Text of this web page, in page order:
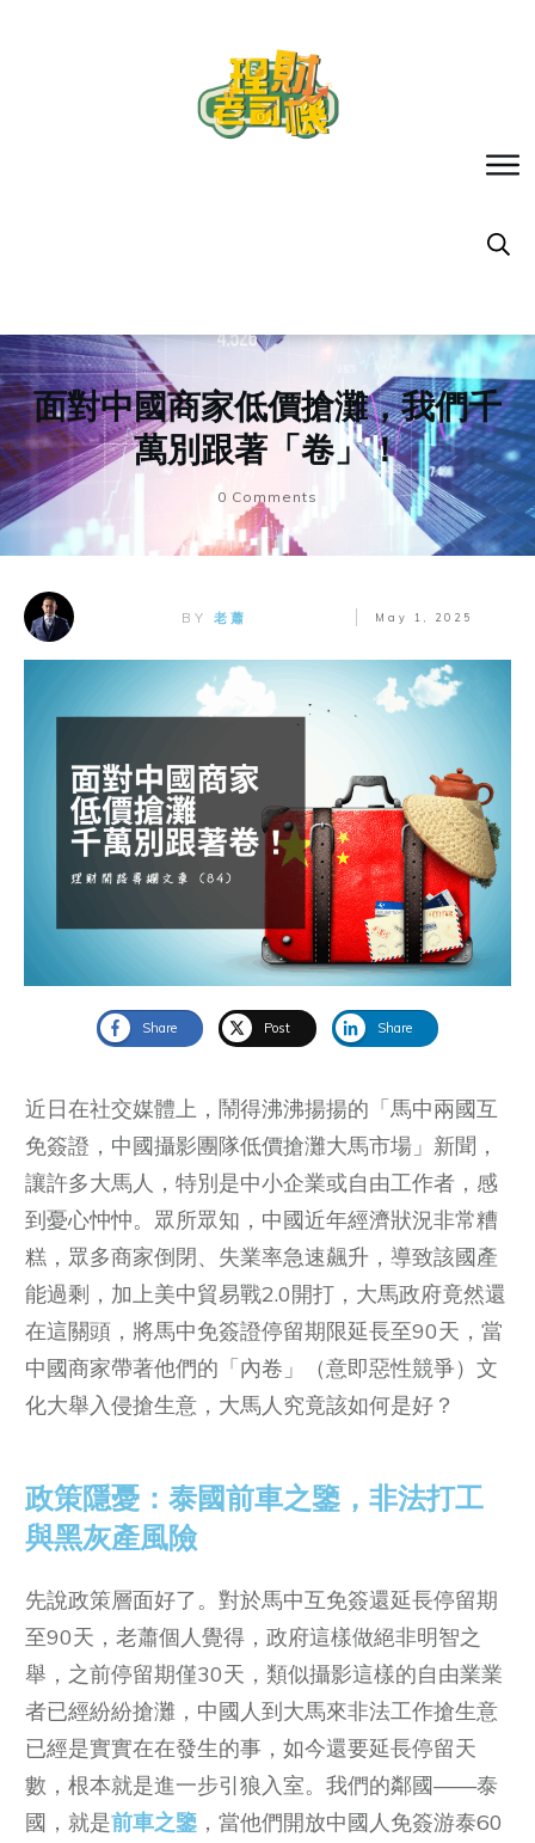
面對中國商家低價搶灘，我們千
萬別跟著「卷」！
0 Comments
BY老蕭 May 1, 2025
Share Post Share
近日在社交媒體上，鬧得沸沸揚揚的「馬中兩國互
免簽證，中國攝影團隊低價搶灘大馬市場」新聞，
讓許多大馬人，特別是中小企業或自由工作者，感
到憂心忡忡。眾所眾知，中國近年經濟狀況非常糟
糕，眾多商家倒閉、失業率急速飆升，導致該國產
能過剩，加上美中貿易戰2.0開打，大馬政府竟然還
在這關頭，將馬中免簽證停留期限延長至90天，當
中國商家帶著他們的「內卷」（意即惡性競爭）文
化大舉入侵搶生意，大馬人究竟該如何是好？
政策隱憂：泰國前車之鑒，非法打工
與黑灰產風險
先說政策層面好了。對於馬中互免簽還延長停留期
至90天，老蕭個人覺得，政府這樣做絕非明智之
舉，之前停留期僅30天，類似攝影這樣的自由業業
者已經紛紛搶灘，中國人到大馬來非法工作搶生意
已經是實實在在發生的事，如今還要延長停留天
數，根本就是進一步引狼入室。我們的鄰國——泰
國，就是前車之鑒 ，當他們開放中國人免簽游泰60